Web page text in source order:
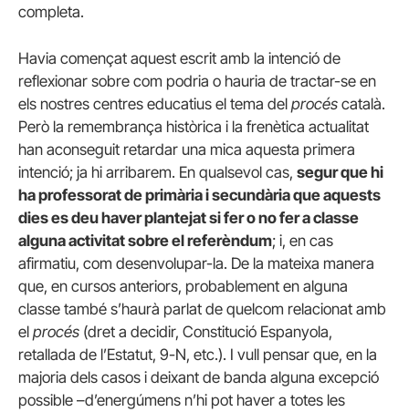
completa.
Havia començat aquest escrit amb la intenció de
reflexionar sobre com podria o hauria de tractar-se en
els nostres centres educatius el tema del procés català.
Però la remembrança històrica i la frenètica actualitat
han aconseguit retardar una mica aquesta primera
intenció; ja hi arribarem. En qualsevol cas, segur que hi
ha professorat de primària i secundària que aquests
dies es deu haver plantejat si fer o no fer a classe
alguna activitat sobre el referèndum; i, en cas
afirmatiu, com desenvolupar-la. De la mateixa manera
que, en cursos anteriors, probablement en alguna
classe també s’haurà parlat de quelcom relacionat amb
el procés (dret a decidir, Constitució Espanyola,
retallada de l’Estatut, 9-N, etc.). I vull pensar que, en la
majoria dels casos i deixant de banda alguna excepció
possible –d’energúmens n’hi pot haver a totes les